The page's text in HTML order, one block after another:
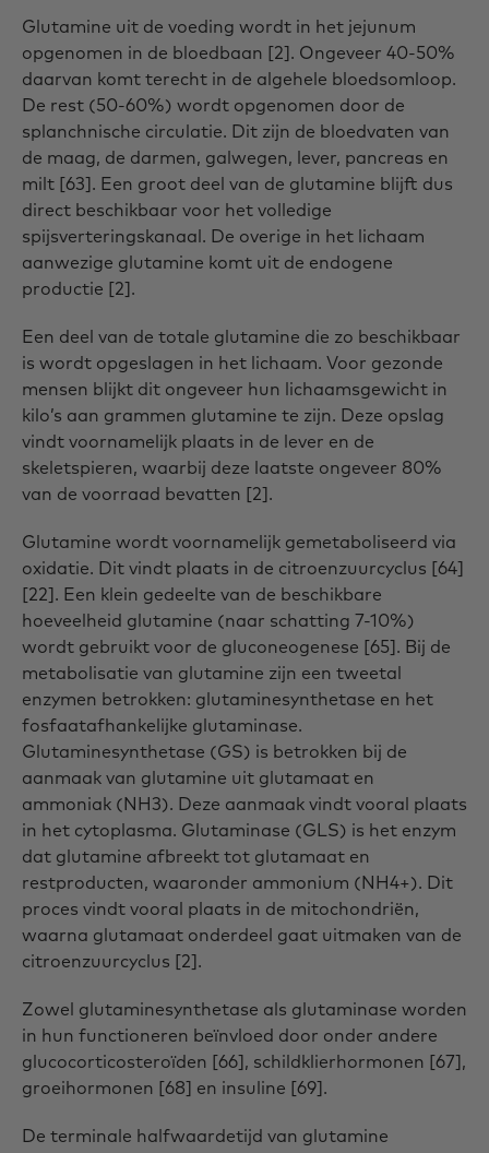
Glutamine uit de voeding wordt in het jejunum
opgenomen in de bloedbaan [2]. Ongeveer 40-50%
daarvan komt terecht in de algehele bloedsomloop.
De rest (50-60%) wordt opgenomen door de
splanchnische circulatie. Dit zijn de bloedvaten van
de maag, de darmen, galwegen, lever, pancreas en
milt [63]. Een groot deel van de glutamine blijft dus
direct beschikbaar voor het volledige
spijsverteringskanaal. De overige in het lichaam
aanwezige glutamine komt uit de endogene
productie [2].
Een deel van de totale glutamine die zo beschikbaar
is wordt opgeslagen in het lichaam. Voor gezonde
mensen blijkt dit ongeveer hun lichaamsgewicht in
kilo’s aan grammen glutamine te zijn. Deze opslag
vindt voornamelijk plaats in de lever en de
skeletspieren, waarbij deze laatste ongeveer 80%
van de voorraad bevatten [2].
Glutamine wordt voornamelijk gemetaboliseerd via
oxidatie. Dit vindt plaats in de citroenzuurcyclus [64]
[22]. Een klein gedeelte van de beschikbare
hoeveelheid glutamine (naar schatting 7-10%)
wordt gebruikt voor de gluconeogenese [65]. Bij de
metabolisatie van glutamine zijn een tweetal
enzymen betrokken: glutaminesynthetase en het
fosfaatafhankelijke glutaminase.
Glutaminesynthetase (GS) is betrokken bij de
aanmaak van glutamine uit glutamaat en
ammoniak (NH3). Deze aanmaak vindt vooral plaats
in het cytoplasma. Glutaminase (GLS) is het enzym
dat glutamine afbreekt tot glutamaat en
restproducten, waaronder ammonium (NH4+). Dit
proces vindt vooral plaats in de mitochondriën,
waarna glutamaat onderdeel gaat uitmaken van de
citroenzuurcyclus [2].
Zowel glutaminesynthetase als glutaminase worden
in hun functioneren beïnvloed door onder andere
glucocorticosteroïden [66], schildklierhormonen [67],
groeihormonen [68] en insuline [69].
De terminale halfwaardetijd van glutamine